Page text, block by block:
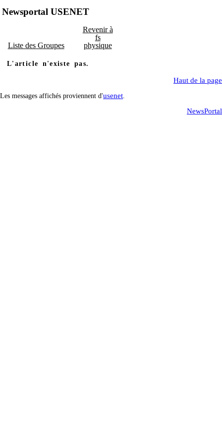
Newsportal USENET
Liste des Groupes
Revenir à
fs
physique
L'article n'existe pas.
Haut de la page
Les messages affichés proviennent d'usenet
NewsPortal